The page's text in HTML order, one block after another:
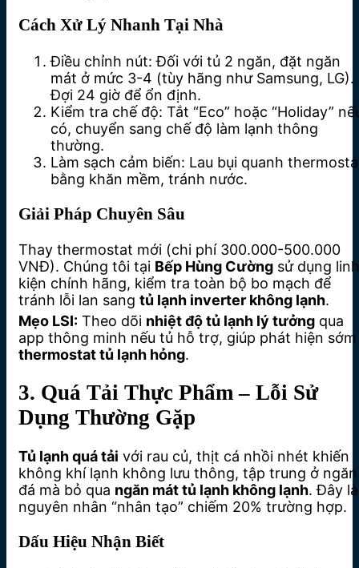
Cách Xử Lý Nhanh Tại Nhà
Điều chỉnh nút: Đối với tủ 2 ngăn, đặt ngăn
mát ở mức 3-4 (tùy hãng như Samsung, LG).
Đợi 24 giờ để ổn định.
Kiểm tra chế độ: Tắt “Eco” hoặc “Holiday”
có, chuyển sang chế độ làm lạnh thông
thường.
Làm sạch cảm biến: Lau bụi quanh
bằng khăn mềm, tránh nước.
Giải Pháp Chuyên Sâu
Thay thermostat mới (chi phí 300.000-500.000
VNĐ). Chúng tôi tại Bếp Hùng Cường sử dụng linh
kiện chính hãng, kiểm tra toàn bộ bo mạch để
tránh lỗi lan sang tủ lạnh inverter không lạnh.
Mẹo LSI: Theo dõi nhiệt độ tủ lạnh lý tưởng qua
app thông minh nếu tủ hỗ trợ, giúp phát hiện sớm
thermostat tủ lạnh hỏng.
3. Quá Tải Thực Phẩm – Lỗi Sử
Dụng Thường Gặp
Tủ lạnh quá tải với rau củ, thịt cá nhồi nhét khiến
không khí lạnh không lưu thông, tập trung ở ngăn
đá mà bỏ qua ngăn mát tủ lạnh không lạnh. Đây là
nguyên nhân “nhân tạo” chiếm 20% trường hợp.
Dấu Hiệu Nhận Biết